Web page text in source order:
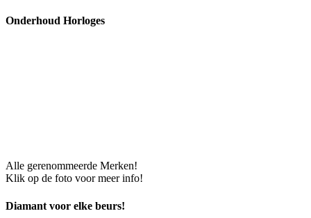
Onderhoud Horloges
Alle gerenommeerde Merken!
Klik op de foto voor meer info!
Diamant voor elke beurs!